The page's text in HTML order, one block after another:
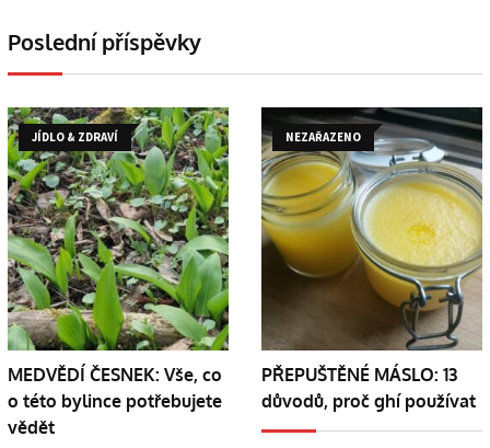
Poslední příspěvky
JÍDLO & ZDRAVÍ
MEDVĚDÍ ČESNEK: Vše, co
o této bylince potřebujete
vědět
NEZAŘAZENO
PŘEPUŠTĚNÉ MÁSLO: 13
důvodů, proč ghí používat